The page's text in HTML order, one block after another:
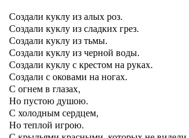
Создали куклу из алых роз.
Создали куклу из сладких грез.
Создали куклу из тьмы.
Создали куклу из черной воды.
Создали куклу с крестом на руках.
Создали с оковами на ногах.
С огнем в глазах,
Но пустою душою.
С холодным сердцем,
Но теплой игрою.